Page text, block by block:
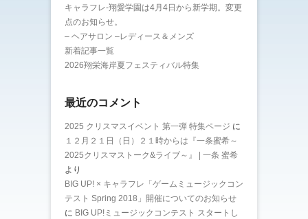
キャラフレ-翔愛学園は4月4日から新学期。変更
点のお知らせ。
– ヘアサロン –レディース＆メンズ
新着記事一覧
2026翔栄海岸夏フェスティバル特集
最近のコメント
2025 クリスマスイベント 第一弾 特集ページ に
１２月２１日（日）２１時からは『一条蜜希～
2025クリスマストーク&ライブ～』 | 一条 蜜希
より
BIG UP! × キャラフレ「ゲームミュージックコン
テスト Spring 2018」開催についてのお知らせ
に BIG UP!ミュージックコンテスト スタートし